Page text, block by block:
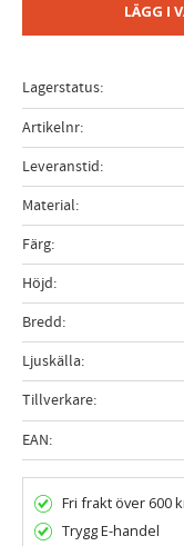
LÄGG I
Lagerstatus
Artikelnr
Leveranstid
Material
Färg
Höjd
Bredd
Ljuskälla
Tillverkare
EAN
Fri frakt över 600
Trygg E-handel